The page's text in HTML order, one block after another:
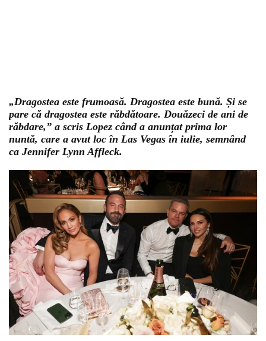
„Dragostea este frumoasă. Dragostea este bună. Și se
pare că dragostea este răbdătoare. Douăzeci de ani de
răbdare,” a scris Lopez când a anunțat prima lor
nuntă, care a avut loc în Las Vegas în iulie, semnând
ca Jennifer Lynn Affleck.